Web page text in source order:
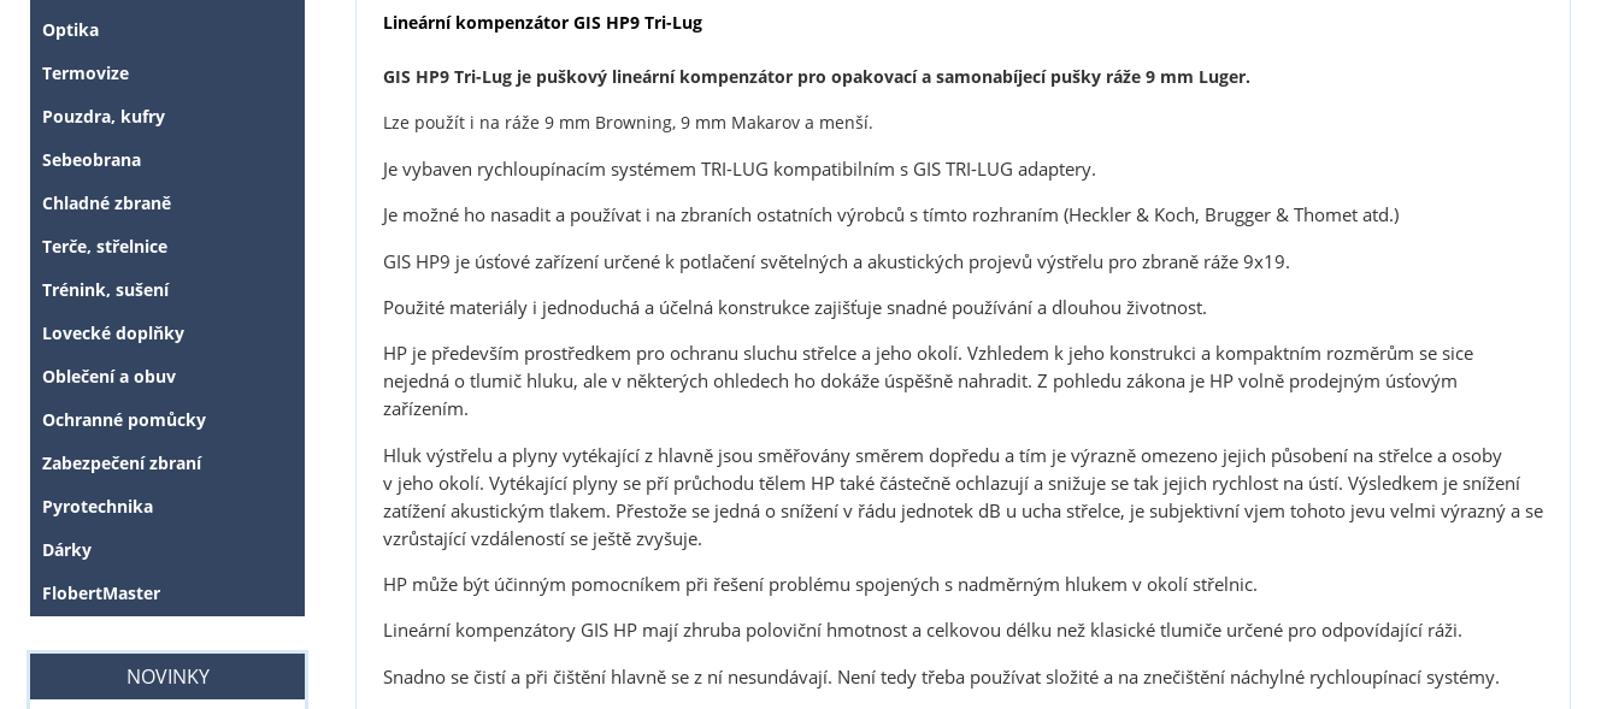
Lineární kompenzátor GIS HP9 Tri-Lug
GIS HP9 Tri-Lug je puškový lineární kompenzátor pro opakovací a samonabíjecí pušky ráže 9 mm Luger.
Lze použít i na ráže 9 mm Browning, 9 mm Makarov a menší.
Je vybaven rychloupínacím systémem TRI-LUG kompatibilním s GIS TRI-LUG adaptery.
Je možné ho nasadit a používat i na zbraních ostatních výrobců s tímto rozhraním (Heckler & Koch, Brugger &Thomet atd.)
GIS HP9 je úsťové zařízení určené k potlačení světelných a akustických projevů výstřelu pro zbraně ráže 9x19.
Použité materiály i jednoduchá a účelná konstrukce zajišťuje snadné používání a dlouhou životnost.
HP je především prostředkem pro ochranu sluchu střelce a jeho okolí. Vzhledem k jeho konstrukci a kompaktním rozměrům se sice
nejedná o tlumič hluku, ale v některých ohledech ho dokáže úspěšně nahradit. Z pohledu zákona je HP volně prodejným úsťovým
zařízením.
Hluk výstřelu a plyny vytékající z hlavně jsou směřovány směrem dopředu a tím je výrazně omezeno jejich působení na střelce a osoby
v jeho okolí. Vytékající plyny se pří průchodu tělem HP také částečně ochlazují a snižuje se tak jejich rychlost na ústí. Výsledkem je snížení
zatížení akustickým tlakem. Přestože se jedná o snížení v řádu jednotek dB u ucha střelce, je subjektivní vjem tohoto jevu velmi výrazný a se
vzrůstající vzdáleností se ještě zvyšuje.
HP může být účinným pomocníkem při řešení problému spojených s nadměrným hlukem v okolí střelnic.
Lineární kompenzátory GIS HP mají zhruba poloviční hmotnost a celkovou délku než klasické tlumiče určené pro odpovídající ráži.
Snadno se čistí a při čištění hlavně se z ní nesundávají. Není tedy třeba používat složité a na znečištění náchylné rychloupínací systémy.
Optika
Termovize
Pouzdra, kufry
Sebeobrana
Chladné zbraně
Terče, střelnice
Trénink, sušení
Lovecké doplňky
Oblečení a obuv
Ochranné pomůcky
Zabezpečení zbraní
Pyrotechnika
Dárky
FlobertMaster
NOVINKY